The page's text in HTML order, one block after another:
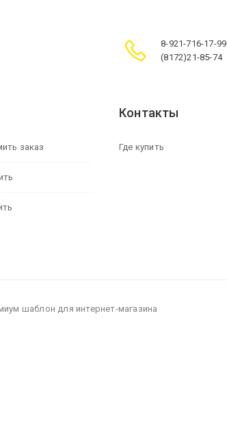
8-921-716-17-99
(8172)21-85-74
заказ
Контакты
Где купить
шаблон для интернет-магазина